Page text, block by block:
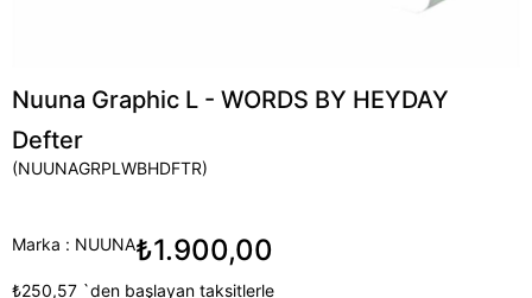
Nuuna Graphic L - WORDS BY HEYDAY
Defter
(NUUNAGRPLWBHDFTR)
Marka : NUUNA₺1.900,00
₺250,57 `den başlayan taksitlerle